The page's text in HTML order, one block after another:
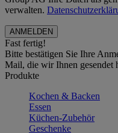
verwalten.
Fast fertig!
Bitte bestätigen Sie Ihre
Mail, die wir Ihnen gesendet
Produkte
Kochen & Backen
Essen
Küchen-Zubehör
Geschenke